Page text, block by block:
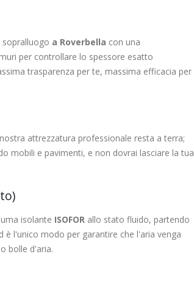
a Roverbella con una
per controllare lo spessore esatto
trasparenza per te, massima efficacia per
attrezzatura professionale resta a terra;
mobili e pavimenti, e non dovrai lasciare la tua
isolante ISOFOR allo stato fluido, partendo
è l'unico modo per garantire che l'aria venga
bolle d'aria.